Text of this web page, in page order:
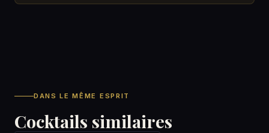
DANS LE MÊME ESPRIT
Cocktails similaires